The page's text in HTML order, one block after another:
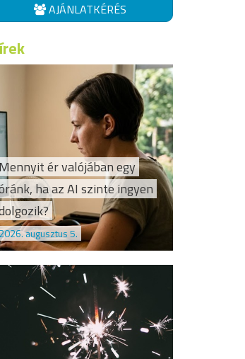
AJÁNLATKÉRÉS
Mennyit ér valójában egy
ha az AI szinte ingyen
augusztus 5.